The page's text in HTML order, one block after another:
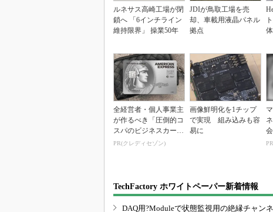
ルネサス高崎工場が閉
鎖へ 「6インチライン
維持限界」 操業50年
JDIが鳥取工場を売
却、車載用液晶パネル
拠点
全経営者・個人事業主
が作るべき「圧倒的コ
スパのビジネスカー
ド」
PR(クレディセゾン)
画像鮮明化を1チップ
で実現 組み込みも容
易に
TechFactory ホワイトペーパー新着情報
DAQ用?Moduleで状態監視用の絶縁チャン